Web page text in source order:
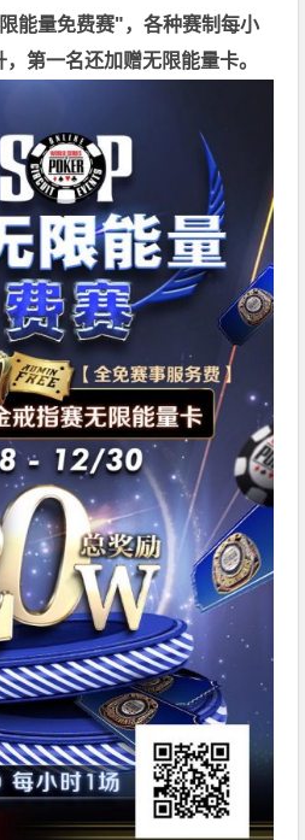
能量免费赛"，各种赛制每小
第一名还加赠无限能量卡。